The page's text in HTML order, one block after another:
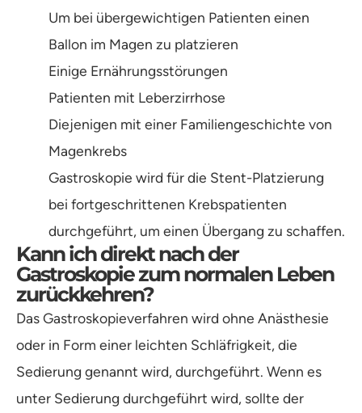
Um bei übergewichtigen Patienten einen
Ballon im Magen zu platzieren
Einige Ernährungsstörungen
Patienten mit Leberzirrhose
Diejenigen mit einer Familiengeschichte von
Magenkrebs
Gastroskopie wird für die Stent-Platzierung
bei fortgeschrittenen Krebspatienten
durchgeführt, um einen Übergang zu schaffen.
Kann ich direkt nach der
Gastroskopie zum normalen Leben
zurückkehren?
Das Gastroskopieverfahren wird ohne Anästhesie
oder in Form einer leichten Schläfrigkeit, die
Sedierung genannt wird, durchgeführt. Wenn es
unter Sedierung durchgeführt wird, sollte der